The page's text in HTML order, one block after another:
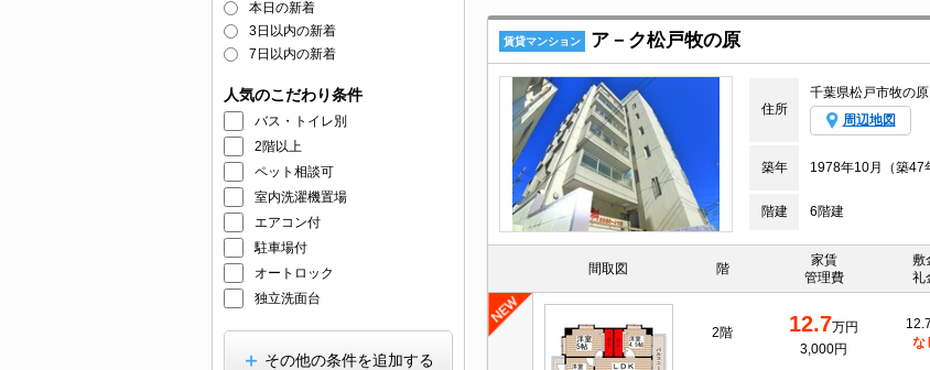
本日の新着
3日以内の新着
7日以内の新着
人気のこだわり条件
バス・トイレ別
2階以上
ペット相談可
室内洗濯機置場
エアコン付
駐車場付
オートロック
独立洗面台
その他の条件を追加する
賃貸マンション ア－ク松戸牧の原
住所
千葉県松戸市牧の原
周辺地図
築年
1978年10月（築47
階建 6階建
間取図 階
家賃
管理費
敷
礼
2階 12.7万円
3,000円
な